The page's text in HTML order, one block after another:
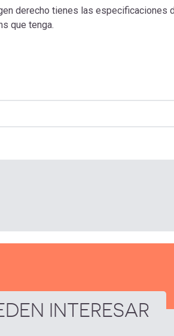
derecho tienes las especificaciones
que tenga.
INTERESAR